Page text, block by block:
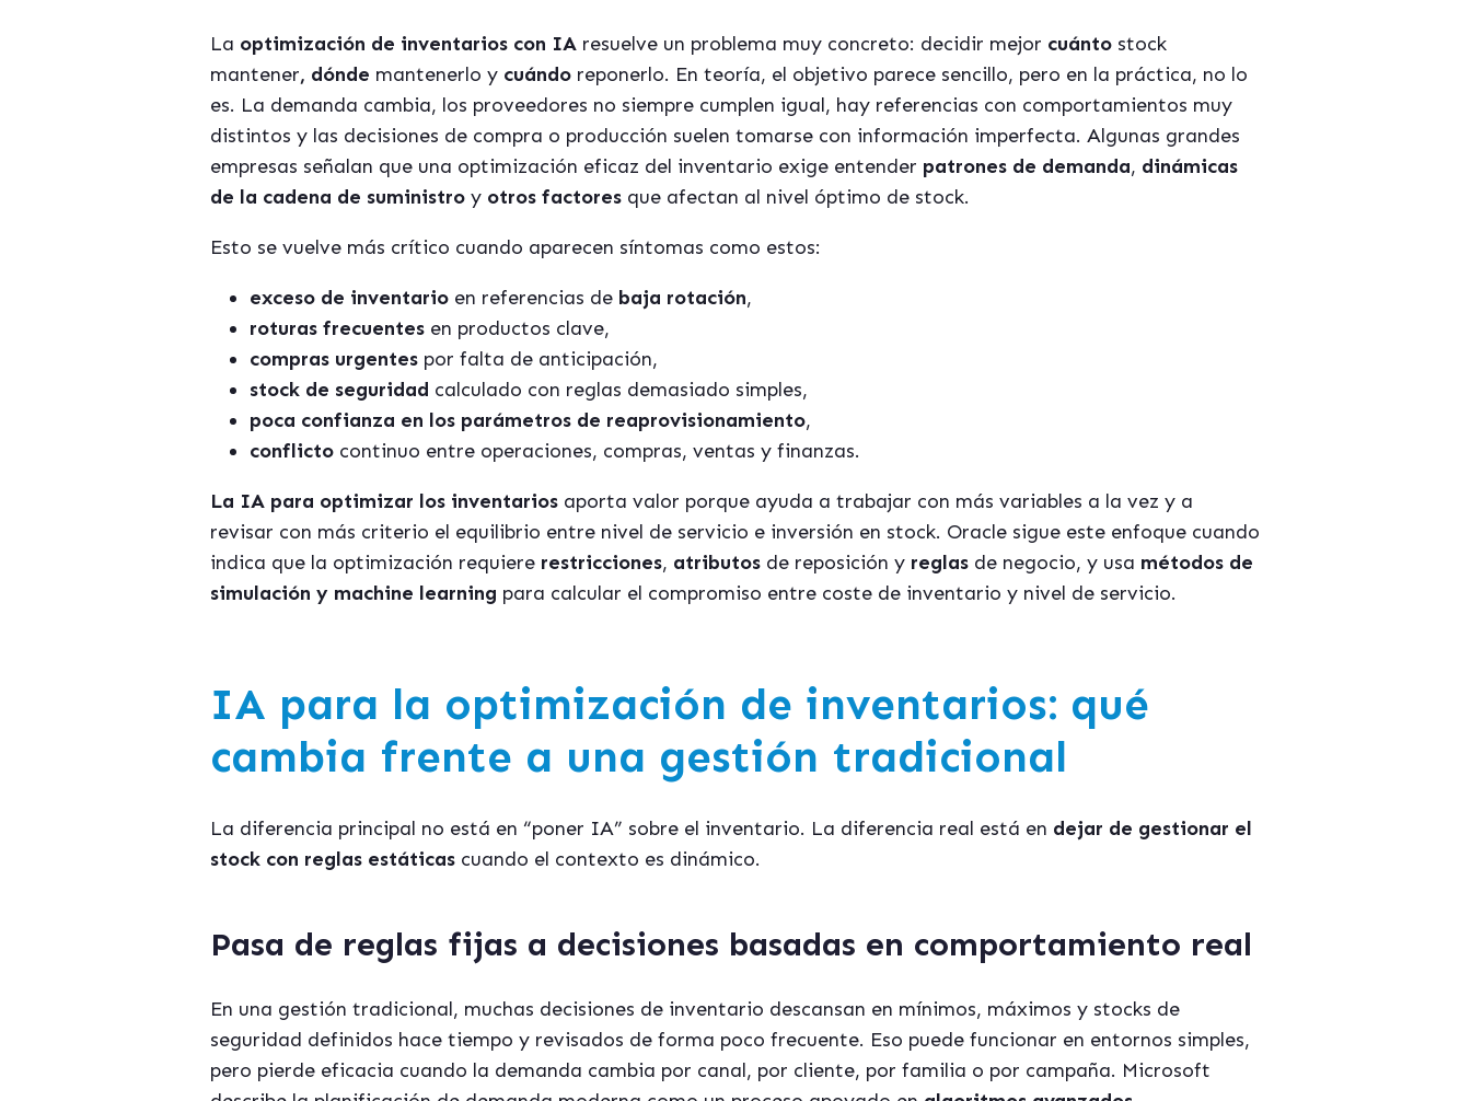
La optimización de inventarios con IA resuelve un problema muy concreto: decidir mejor cuánto stock
mantener, dónde mantenerlo y cuándo reponerlo. En teoría, el objetivo parece sencillo, pero en la práctica, no lo
es. La demanda cambia, los proveedores no siempre cumplen igual, hay referencias con comportamientos muy
distintos y las decisiones de compra o producción suelen tomarse con información imperfecta. Algunas grandes
empresas señalan que una optimización eficaz del inventario exige entender patrones de demanda, dinámicas
de la cadena de suministro y otros factores que afectan al nivel óptimo de stock.
Esto se vuelve más crítico cuando aparecen síntomas como estos:
exceso de inventario en referencias de baja rotación,
roturas frecuentes en productos clave,
compras urgentes por falta de anticipación,
stock de seguridad calculado con reglas demasiado simples,
poca confianza en los parámetros de reaprovisionamiento,
conflicto continuo entre operaciones, compras, ventas y finanzas.
La IA para optimizar los inventarios aporta valor porque ayuda a trabajar con más variables a la vez y a
revisar con más criterio el equilibrio entre nivel de servicio e inversión en stock. Oracle sigue este enfoque cuando
indica que la optimización requiere restricciones, atributos de reposición y reglas de negocio, y usa métodos de
simulación y machine learning para calcular el compromiso entre coste de inventario y nivel de servicio.
IA para la optimización de inventarios: qué
cambia frente a una gestión tradicional
La diferencia principal no está en “poner IA” sobre el inventario. La diferencia real está en dejar de gestionar el
stock con reglas estáticas cuando el contexto es dinámico.
Pasa de reglas fijas a decisiones basadas en comportamiento real
En una gestión tradicional, muchas decisiones de inventario descansan en mínimos, máximos y stocks de
seguridad definidos hace tiempo y revisados de forma poco frecuente. Eso puede funcionar en entornos simples,
pero pierde eficacia cuando la demanda cambia por canal, por cliente, por familia o por campaña. Microsoft